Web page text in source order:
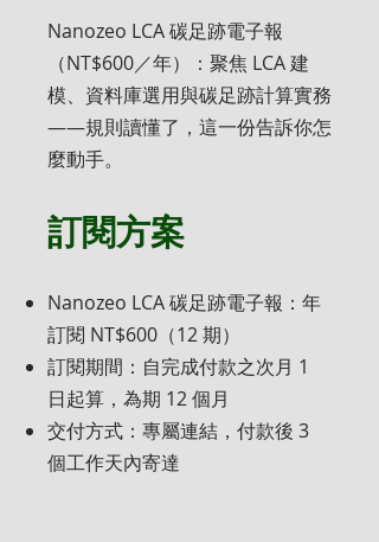
Nanozeo LCA 碳足跡電子報
（NT$600／年）：聚焦 LCA 建
模、資料庫選用與碳足跡計算實務
——規則讀懂了，這一份告訴你怎
麼動手。
訂閱方案
Nanozeo LCA 碳足跡電子報：年
訂閱 NT$600（12 期）
訂閱期間：自完成付款之次月 1
日起算，為期 12 個月
交付方式：專屬連結，付款後 3
個工作天內寄達